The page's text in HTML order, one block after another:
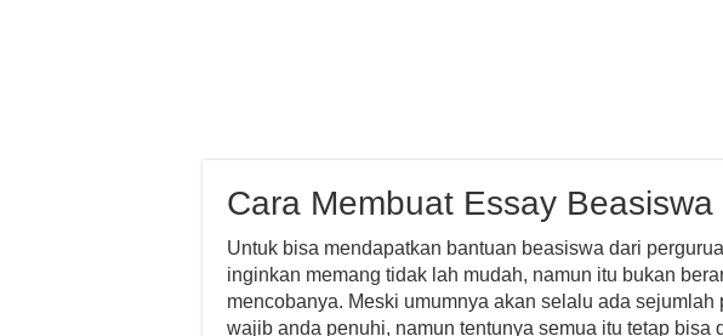
Cara Membuat Essay Beasiswa
Untuk bisa mendapatkan bantuan beasiswa dari
inginkan memang tidak lah mudah, namun itu bukan
mencobanya. Meski umumnya akan selalu ada sejumlah
wajib anda penuhi, namun tentunya semua itu tetap bisa